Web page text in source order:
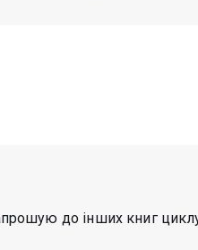
до інших книг